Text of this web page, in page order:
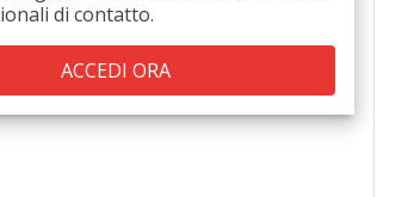
di contatto.